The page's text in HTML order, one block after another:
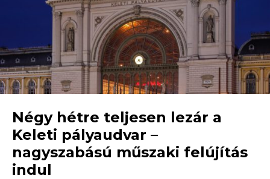
Négy hétre teljesen lezár a
Keleti pályaudvar –
nagyszabású műszaki felújítás
indul